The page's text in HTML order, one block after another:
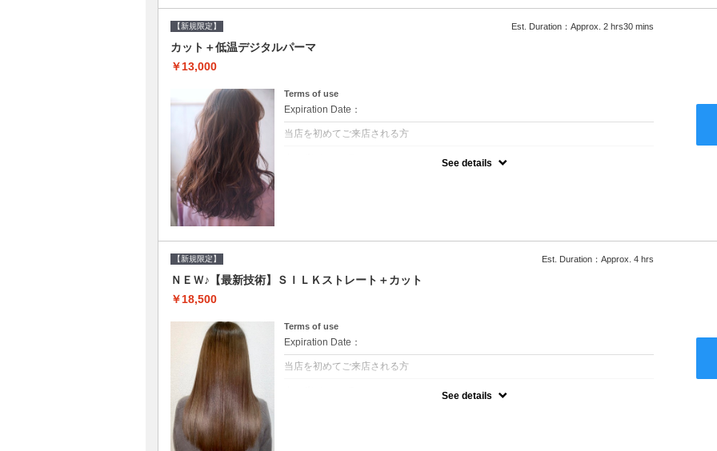
【新規限定】 Est. Duration：Approx. 2 hrs30 mins
カット＋低温デジタルパーマ
￥13,000
Terms of use
Expiration Date：
当店を初めてご来店される方
See details
【新規限定】 Est. Duration：Approx. 4 hrs
ＮＥＷ♪【最新技術】ＳＩＬＫストレート＋カット
￥18,500
Terms of use
Expiration Date：
当店を初めてご来店される方
See details